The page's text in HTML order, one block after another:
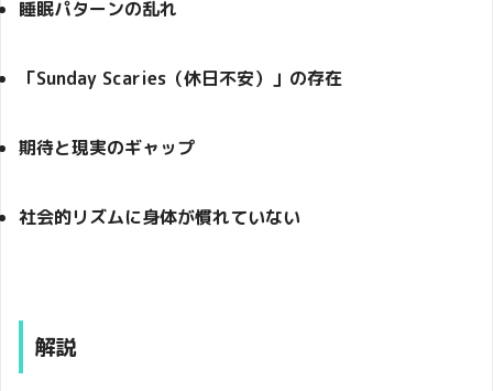
睡眠パターンの乱れ
「Sunday Scaries（休日不安）」の存在
期待と現実のギャップ
社会的リズムに身体が慣れていない
解説